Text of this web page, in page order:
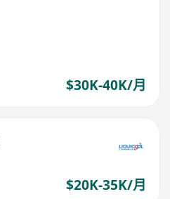
$30K-40K/月
$20K-35K/月